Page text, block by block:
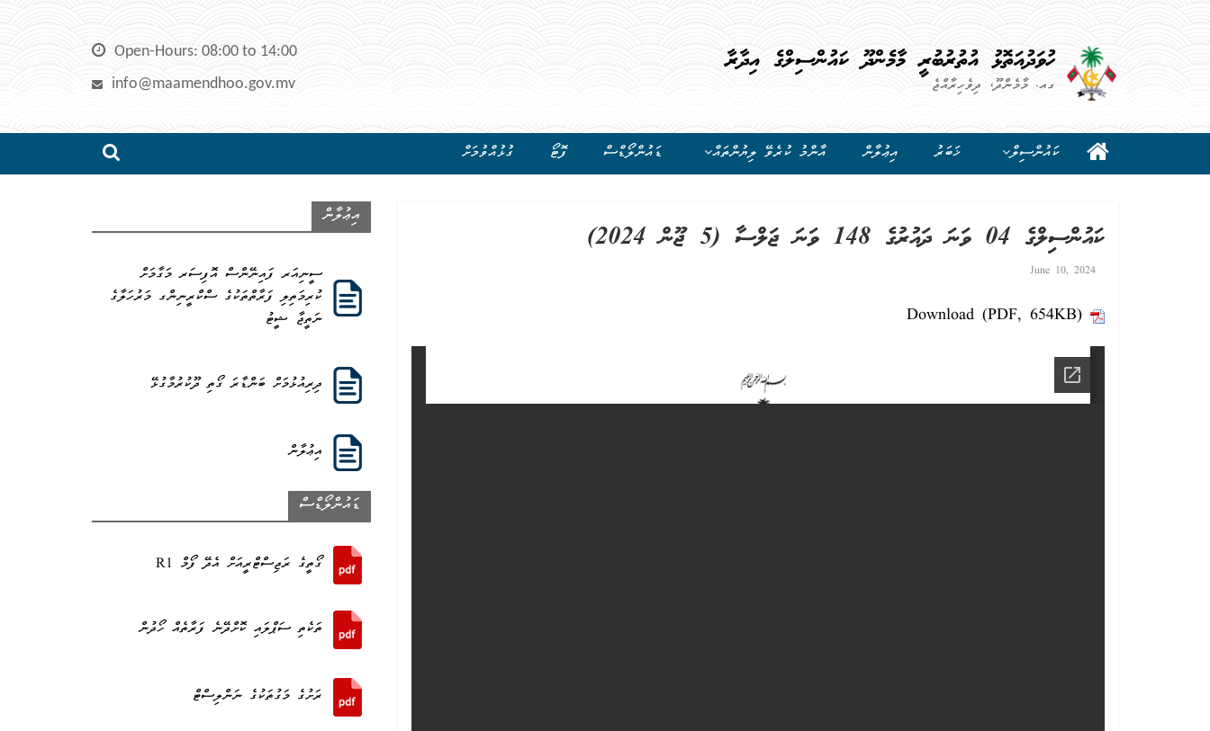
Skip
ހުވަދުއަތޮޅު އުތުރުބުރީ މާމެންދޫ ކައުންސިލްގެ އިދާރާ
ގއ. މާމެންދޫ، ދިވެހިރާއްޖެ
Open-Hours: 08:00 to 14:00
info@maamendhoo.gov.mv
ކައުންސިލް ޚަބަރު އިޢުލާން އާންމު ކުރެވޭ ލިޔުންތައް ޑައުންލޯޑްސް ފޮޓޯ ގުޅުއްވުމަށް
ކައުންސިލްގެ 04 ވަނަ ދައުރުގެ 148 ވަނަ ޖަލްސާ (5 ޖޫން 2024)
June 10, 2024
Download (PDF, 654KB)
އިޢުލާން
ސީނިއަރ ފައިނޭންސް އޮފިސަރ މަގާމަށް
ކުރިމަތިލި ފަރާތްތަކުގެ ސްކްރީނިންގ މަރުހަލާގެ
ނަތީޖާ ޝީޓު
ދިރިއުޅުމަށް ބަންޑާރަ ގޯތި ދޫކުރުމާގުޅޭ
އިޢުލާން
ޑައުންލޯޑްސް
ގޯތީގެ ރަޖިސްޓްރީއަށް އެދޭ ފޯމް R1
ތަކެތި ސަޕްލައި ކޮށްދޭނެ ފަރާތެއް ހޯދުން
ރަށުގެ މަގުތަކުގެ ނަންލިސްޓް